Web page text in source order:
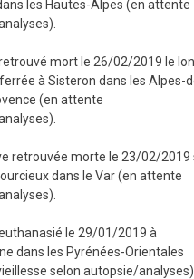
les Hautes-Alpes (en attente
mort le 26/02/2019 le
à Sisteron dans les Alpes-
(en attente
retrouvée morte le 23/02/2019
dans le Var (en attente
le 29/01/2019 à
dans les Pyrénées-Orientales
selon autopsie/analyses).